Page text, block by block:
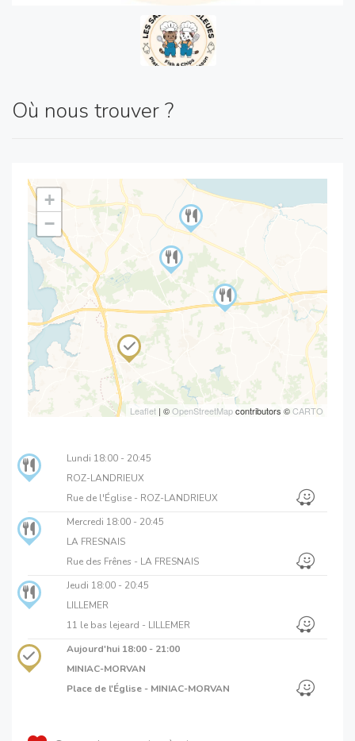
Où nous trouver ?
+
−
Leaflet | ©OpenStreetMapcontributors ©CARTO
Lundi 18:00 - 20:45
ROZ-LANDRIEUX
Rue de l'Église - ROZ-LANDRIEUX
Mercredi 18:00 - 20:45
LA FRESNAIS
Rue des Frênes - LA FRESNAIS
Jeudi 18:00 - 20:45
LILLEMER
11 le bas lejeard - LILLEMER
Aujourd'hui 18:00 - 21:00
MINIAC-MORVAN
Place de l'Église - MINIAC-MORVAN